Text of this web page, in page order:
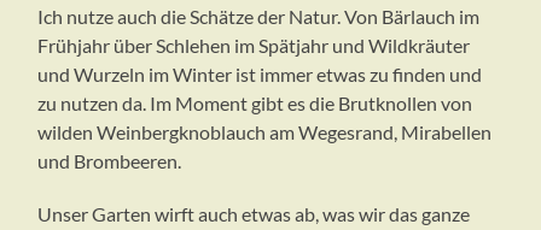
Ich nutze auch die Schätze der Natur. Von Bärlauch im
Frühjahr über Schlehen im Spätjahr und Wildkräuter
und Wurzeln im Winter ist immer etwas zu finden und
zu nutzen da. Im Moment gibt es die Brutknollen von
wilden Weinbergknoblauch am Wegesrand, Mirabellen
und Brombeeren.
Unser Garten wirft auch etwas ab, was wir das ganze